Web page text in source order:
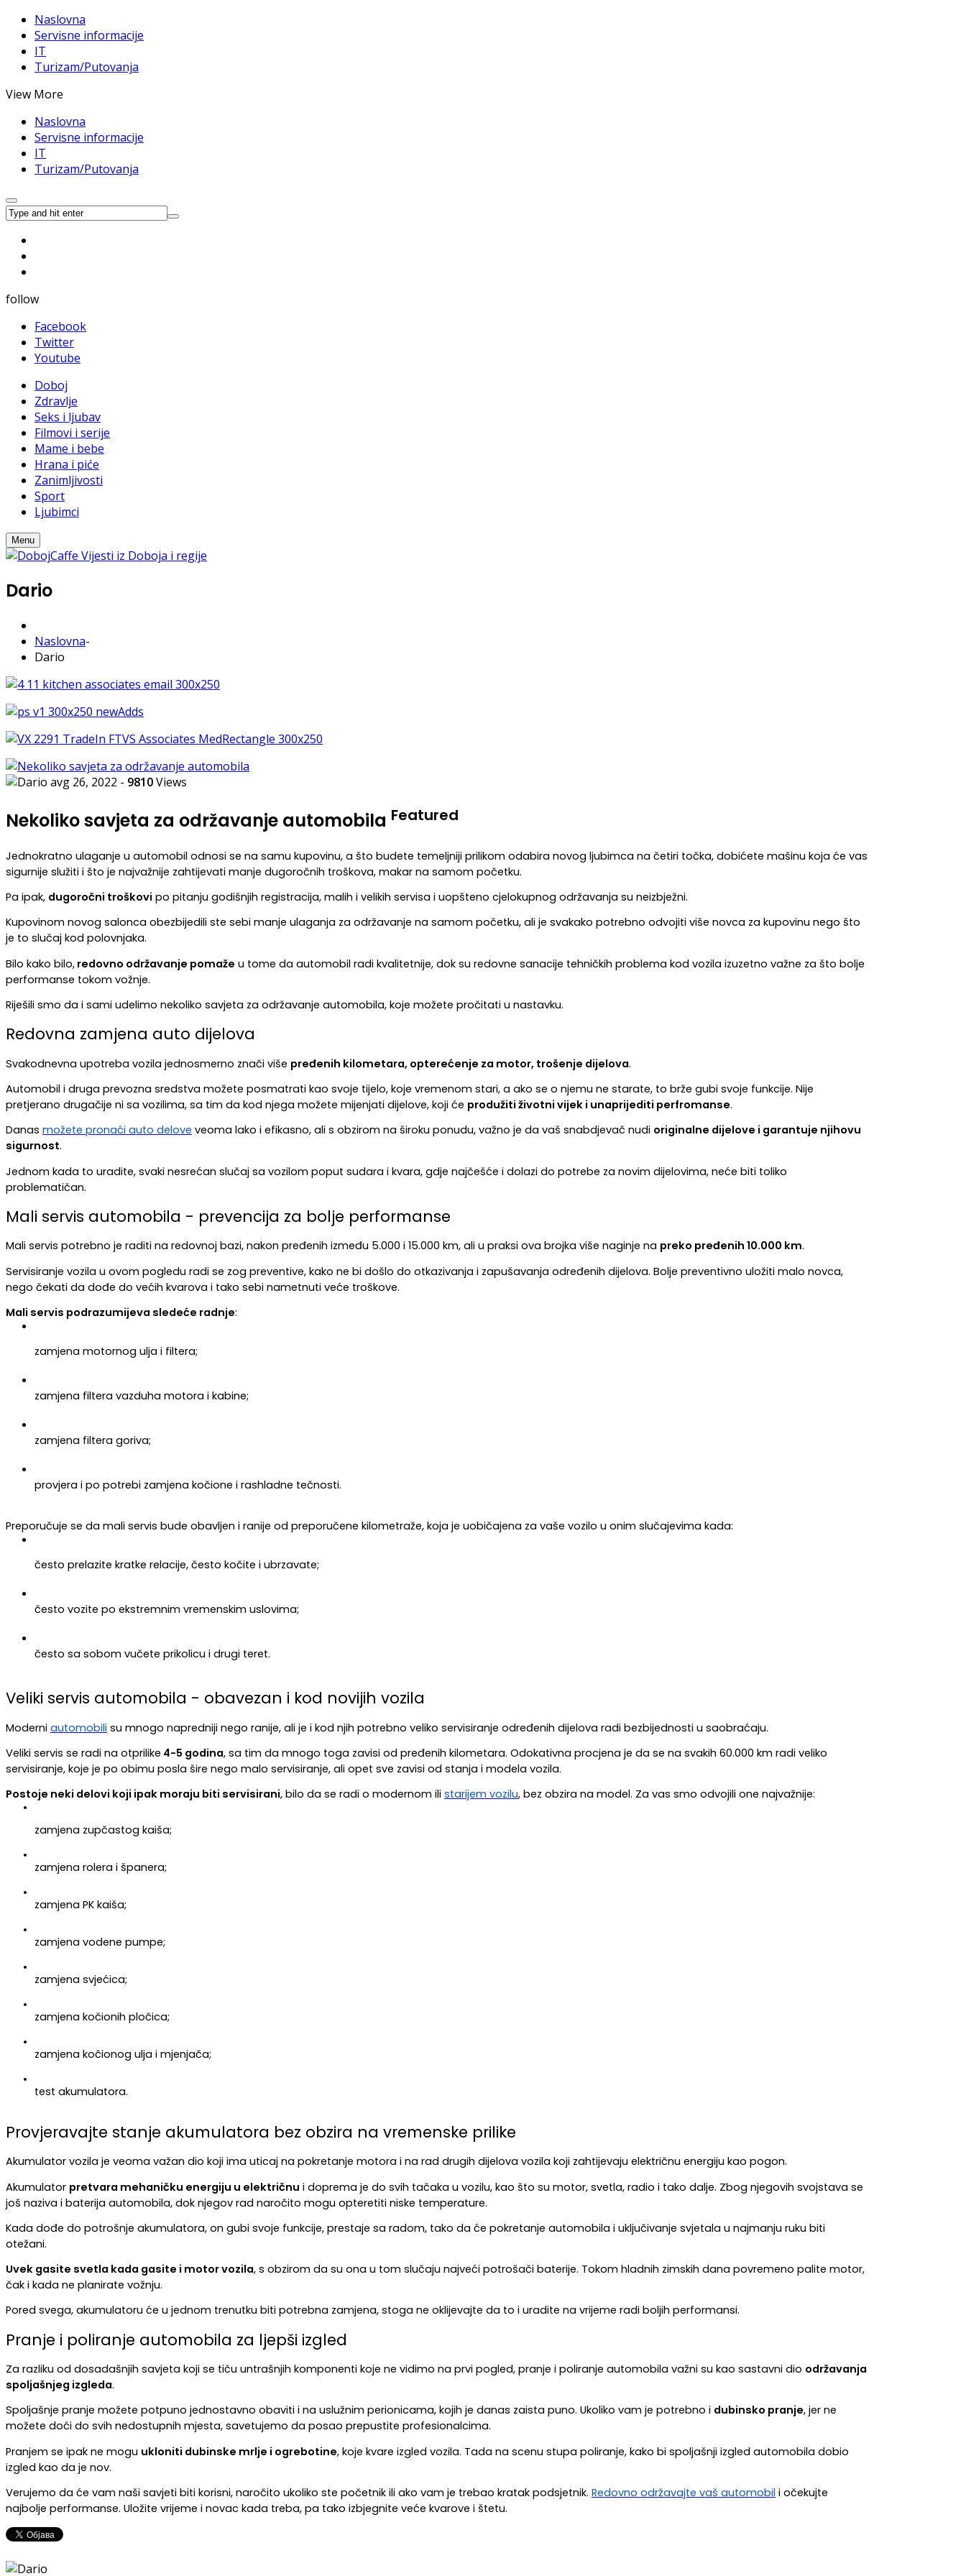
Naslovna
Servisne informacije
IT
Turizam/Putovanja
View More
Naslovna
Servisne informacije
IT
Turizam/Putovanja
follow
Facebook
Twitter
Youtube
Doboj
Zdravlje
Seks i ljubav
Filmovi i serije
Mame i bebe
Hrana i piće
Zanimljivosti
Sport
Ljubimci
Menu
Dario
Naslovna-
Dario
avg 26, 2022 - 9810Views
Nekoliko savjeta za održavanje automobila Featured
Jednokratno ulaganje u automobil odnosi se na samu kupovinu, a što budete temeljniji prilikom odabira novog ljubimca na četiri točka, dobićete mašinu koja će vas
sigurnije služiti i što je najvažnije zahtijevati manje dugoročnih troškova, makar na samom početku.
Pa ipak, dugoročni troškovi po pitanju godišnjih registracija, malih i velikih servisa i uopšteno cjelokupnog održavanja su neizbježni.
Kupovinom novog salonca obezbijedili ste sebi manje ulaganja za održavanje na samom početku, ali je svakako potrebno odvojiti više novca za kupovinu nego što
je to slučaj kod polovnjaka.
Bilo kako bilo, redovno održavanje pomaže u tome da automobil radi kvalitetnije, dok su redovne sanacije tehničkih problema kod vozila izuzetno važne za što bolje
performanse tokom vožnje.
Riješili smo da i sami udelimo nekoliko savjeta za održavanje automobila, koje možete pročitati u nastavku.
Redovna zamjena auto dijelova
Svakodnevna upotreba vozila jednosmerno znači više pređenih kilometara, opterećenje za motor, trošenje dijelova.
Automobil i druga prevozna sredstva možete posmatrati kao svoje tijelo, koje vremenom stari, a ako se o njemu ne starate, to brže gubi svoje funkcije. Nije
pretjerano drugačije ni sa vozilima, sa tim da kod njega možete mijenjati dijelove, koji će produžiti životni vijek i unaprijediti perfromanse.
Danas možete pronaći auto delove veoma lako i efikasno, ali s obzirom na široku ponudu, važno je da vaš snabdjevač nudi originalne dijelove i garantuje njihovu
sigurnost.
Jednom kada to uradite, svaki nesrećan slučaj sa vozilom poput sudara i kvara, gdje najčešće i dolazi do potrebe za novim dijelovima, neće biti toliko
problematičan.
Mali servis automobila - prevencija za bolje performanse
Mali servis potrebno je raditi na redovnoj bazi, nakon pređenih između 5.000 i 15.000 km, ali u praksi ova brojka više naginje na preko pređenih 10.000 km.
Servisiranje vozila u ovom pogledu radi se zog preventive, kako ne bi došlo do otkazivanja i zapušavanja određenih dijelova. Bolje preventivno uložiti malo novca,
nego čekati da dođe do većih kvarova i tako sebi nametnuti veće troškove.
Mali servis podrazumijeva sledeće radnje:
zamjena motornog ulja i filtera;
zamjena filtera vazduha motora i kabine;
zamjena filtera goriva;
provjera i po potrebi zamjena kočione i rashladne tečnosti.
Preporučuje se da mali servis bude obavljen i ranije od preporučene kilometraže, koja je uobičajena za vaše vozilo u onim slučajevima kada:
često prelazite kratke relacije, često kočite i ubrzavate;
često vozite po ekstremnim vremenskim uslovima;
često sa sobom vučete prikolicu i drugi teret.
Veliki servis automobila - obavezan i kod novijih vozila
Moderni automobili su mnogo napredniji nego ranije, ali je i kod njih potrebno veliko servisiranje određenih dijelova radi bezbijednosti u saobraćaju.
Veliki servis se radi na otprilike 4-5 godina, sa tim da mnogo toga zavisi od pređenih kilometara. Odokativna procjena je da se na svakih 60.000 km radi veliko
servisiranje, koje je po obimu posla šire nego malo servisiranje, ali opet sve zavisi od stanja i modela vozila.
Postoje neki delovi koji ipak moraju biti servisirani, bilo da se radi o modernom ili starijem vozilu, bez obzira na model. Za vas smo odvojili one najvažnije:
zamjena zupčastog kaiša;
zamjena rolera i španera;
zamjena PK kaiša;
zamjena vodene pumpe;
zamjena svjećica;
zamjena kočionih pločica;
zamjena kočionog ulja i mjenjača;
test akumulatora.
Provjeravajte stanje akumulatora bez obzira na vremenske prilike
Akumulator vozila je veoma važan dio koji ima uticaj na pokretanje motora i na rad drugih dijelova vozila koji zahtijevaju električnu energiju kao pogon.
Akumulator pretvara mehaničku energiju u električnu i doprema je do svih tačaka u vozilu, kao što su motor, svetla, radio i tako dalje. Zbog njegovih svojstava se
još naziva i baterija automobila, dok njegov rad naročito mogu opteretiti niske temperature.
Kada dođe do potrošnje akumulatora, on gubi svoje funkcije, prestaje sa radom, tako da će pokretanje automobila i uključivanje svjetala u najmanju ruku biti
otežani.
Uvek gasite svetla kada gasite i motor vozila, s obzirom da su ona u tom slučaju najveći potrošači baterije. Tokom hladnih zimskih dana povremeno palite motor,
čak i kada ne planirate vožnju.
Pored svega, akumulatoru će u jednom trenutku biti potrebna zamjena, stoga ne oklijevajte da to i uradite na vrijeme radi boljih performansi.
Pranje i poliranje automobila za ljepši izgled
Za razliku od dosadašnjih savjeta koji se tiču untrašnjih komponenti koje ne vidimo na prvi pogled, pranje i poliranje automobila važni su kao sastavni dio održavanja
spoljašnjeg izgleda.
Spoljašnje pranje možete potpuno jednostavno obaviti i na uslužnim perionicama, kojih je danas zaista puno. Ukoliko vam je potrebno i dubinsko pranje, jer ne
možete doći do svih nedostupnih mjesta, savetujemo da posao prepustite profesionalcima.
Pranjem se ipak ne mogu ukloniti dubinske mrlje i ogrebotine, koje kvare izgled vozila. Tada na scenu stupa poliranje, kako bi spoljašnji izgled automobila dobio
izgled kao da je nov.
Verujemo da će vam naši savjeti biti korisni, naročito ukoliko ste početnik ili ako vam je trebao kratak podsjetnik. Redovno održavajte vaš automobil i očekujte
najbolje performanse. Uložite vrijeme i novac kada treba, pa tako izbjegnite veće kvarove i štetu.